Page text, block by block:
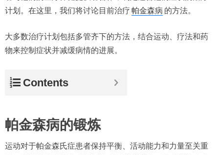
计划。在这里，我们将讨论目前治疗 帕金森病 的方法。
大多数治疗计划包括多管齐下的方法，结合运动、疗法和药
物来控制症状并减缓病情的进展。
Contents
帕金森病的锻炼
运动对于帕金森氏症患者保持平衡、活动能力和力量至关重